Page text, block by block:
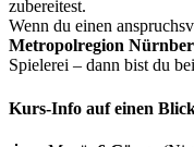
zubereitest.
Wenn du einen
Metropolregion
Spielerei – dann bist du
Kurs-Info auf einen